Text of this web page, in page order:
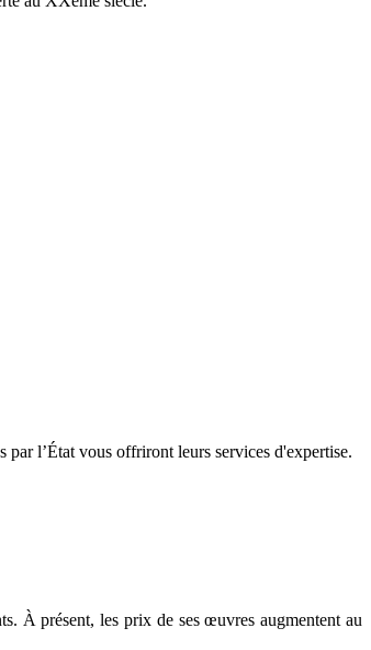
par l’État vous offriront leurs services d'expertise.
À présent, les prix de ses œuvres augmentent au